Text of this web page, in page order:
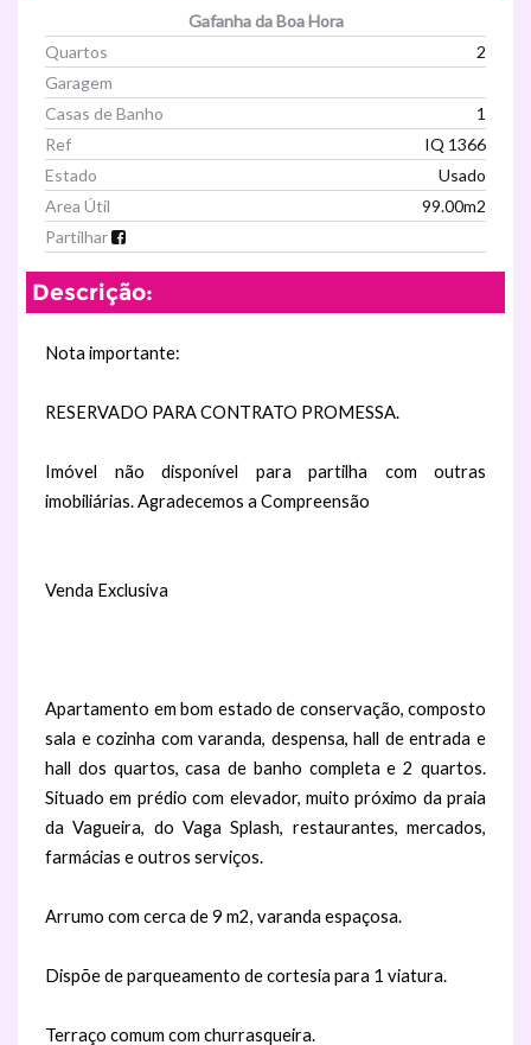
Gafanha da Boa Hora
Quartos
2
Garagem
Casas de Banho
1
Ref
IQ 1366
Estado
Usado
Area Útil
99.00m2
Partilhar
Descrição:
Nota importante:
RESERVADO PARA CONTRATO PROMESSA.
Imóvel não disponível para partilha com outras
imobiliárias. Agradecemos a Compreensão
Venda Exclusiva
Apartamento em bom estado de conservação, composto
sala e cozinha com varanda, despensa, hall de entrada e
hall dos quartos, casa de banho completa e 2 quartos.
Situado em prédio com elevador, muito próximo da praia
da Vagueira, do Vaga Splash, restaurantes, mercados,
farmácias e outros serviços.
Arrumo com cerca de 9 m2, varanda espaçosa.
Dispõe de parqueamento de cortesia para 1 viatura.
Terraço comum com churrasqueira.